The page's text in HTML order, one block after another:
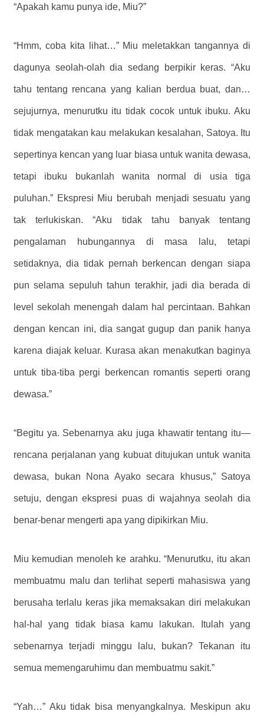
“Apakah kamu punya ide, Miu?”
“Hmm, coba kita lihat…” Miu meletakkan tangannya di
dagunya seolah-olah dia sedang berpikir keras. “Aku
tahu tentang rencana yang kalian berdua buat, dan…
sejujurnya, menurutku itu tidak cocok untuk ibuku. Aku
tidak mengatakan kau melakukan kesalahan, Satoya. Itu
sepertinya kencan yang luar biasa untuk wanita dewasa,
tetapi ibuku bukanlah wanita normal di usia tiga
puluhan.” Ekspresi Miu berubah menjadi sesuatu yang
tak terlukiskan. “Aku tidak tahu banyak tentang
pengalaman hubungannya di masa lalu, tetapi
setidaknya, dia tidak pernah berkencan dengan siapa
pun selama sepuluh tahun terakhir, jadi dia berada di
level sekolah menengah dalam hal percintaan. Bahkan
dengan kencan ini, dia sangat gugup dan panik hanya
karena diajak keluar. Kurasa akan menakutkan baginya
untuk tiba-tiba pergi berkencan romantis seperti orang
dewasa.”
“Begitu ya. Sebenarnya aku juga khawatir tentang itu—
rencana perjalanan yang kubuat ditujukan untuk wanita
dewasa, bukan Nona Ayako secara khusus,” Satoya
setuju, dengan ekspresi puas di wajahnya seolah dia
benar-benar mengerti apa yang dipikirkan Miu.
Miu kemudian menoleh ke arahku. “Menurutku, itu akan
membuatmu malu dan terlihat seperti mahasiswa yang
berusaha terlalu keras jika memaksakan diri melakukan
hal-hal yang tidak biasa kamu lakukan. Itulah yang
sebenarnya terjadi minggu lalu, bukan? Tekanan itu
semua memengaruhimu dan membuatmu sakit.”
“Yah…” Aku tidak bisa menyangkalnya. Meskipun aku